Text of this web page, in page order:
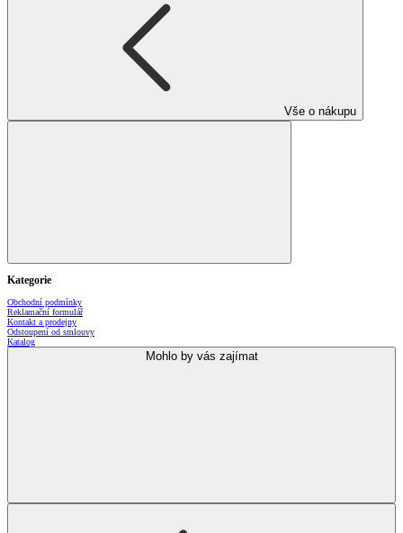
Vše o nákupu
Kategorie
Obchodní podmínky
Reklamační formulář
Kontakt a prodejny
Odstoupení od smlouvy
Katalog
Mohlo by vás zajímat